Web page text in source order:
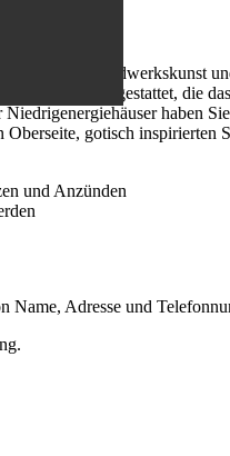
Handwerkskunst
ausgestattet, die
haben
gotisch
und Anzünden
Name, Adresse und